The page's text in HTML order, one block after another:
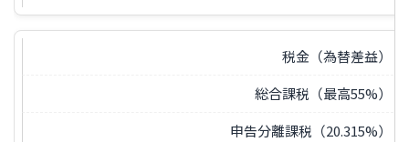
税金（為替差益）
総合課税（最高55%）
申告分離課税（20.315%）